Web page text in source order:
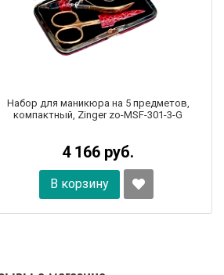
Набор для маникюра на 5 предметов,
компактный, Zinger zo-MSF-301-3-G
4 166 руб.
В корзину